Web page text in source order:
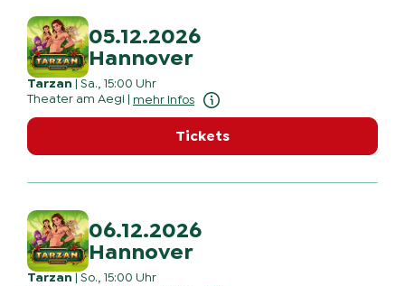
05.12.2026
Hannover
Tarzan
Sa., 15:00 Uhr
Theater am Aegi
mehr Infos
Tickets
06.12.2026
Hannover
Tarzan
So., 15:00 Uhr